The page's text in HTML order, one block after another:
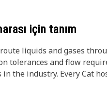
için tanım
liquids and gases
tolerances and flow
the industry. Every Cat